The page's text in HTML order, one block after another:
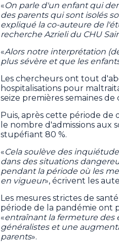
«On parle d'un enfant qui
des parents qui sont isolés
expliqué la co-auteure de
recherche Azrieli du CHU
«Alors notre interprétation
plus sévère et que les
Les chercheurs ont tout
hospitalisations pour
seize premières semaines
Puis, après cette période de
le nombre d'admissions aux
stupéfiant 80 %.
«Cela soulève des
dans des situations
pendant la période où les
en vigueur», écrivent les
Les mesures strictes de
période de la pandémie ont
«entraînant la fermeture des
généralistes et une
parents».